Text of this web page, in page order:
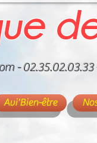
-
Avi'Bien-être